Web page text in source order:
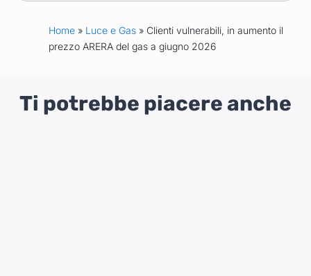
Home» Luce e Gas» Clienti vulnerabili, in aumento il
prezzo ARERA del gas a giugno 2026
Ti potrebbe piacere anche